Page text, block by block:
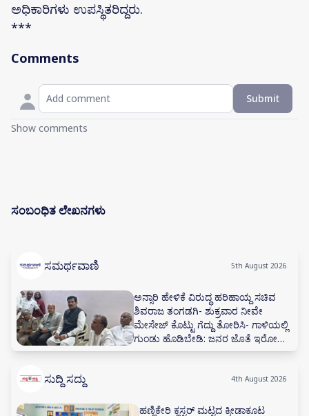
ಅಧಿಕಾರಿಗಳು ಉಪಸ್ಥಿತರಿದ್ದರು.
***
Comments
Submit
Show comments
ಸಂಬಂಧಿತ ಲೇಖನಗಳು
ಸಮರ್ಥವಾಣಿ 5th August 2026
ಅನ್ಸಾರಿ ಹೇಳಿಕೆ ವಿರುದ್ಧ ಹರಿಹಾಯ್ದ ಸಚಿವ
ಶಿವರಾಜ ತಂಗಡಗಿ- ಶುಕ್ರವಾರ ನೀವೇ
ಮೇಸೇಜ್ ಕೊಟ್ಟು ಗೆದ್ದು ತೋರಿಸಿ- ಗಾಳಿಯಲ್ಲಿ
ಗುಂಡು ಹೊಡಿಬೇಡಿ: ಜನರ ಜೊತೆ ಇರೋದು
ಕಲಿಯಿರಿ
ಸುದ್ದಿ ಸದ್ದು 4th August 2026
ಹಣ್ಣಿಕೇರಿ ಕ್ಲಸ್ಟರ್ ಮಟ್ಟದ ಕ್ರೀಡಾಕೂಟ